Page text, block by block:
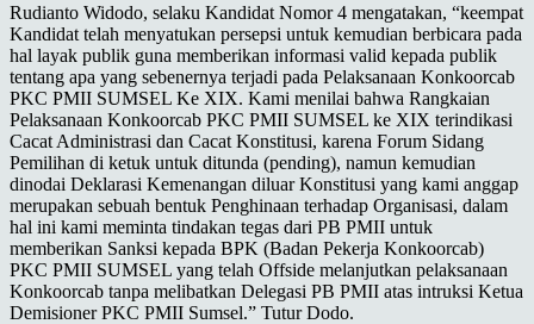
Rudianto Widodo, selaku Kandidat Nomor 4 mengatakan, “keempat
Kandidat telah menyatukan persepsi untuk kemudian berbicara pada
hal layak publik guna memberikan informasi valid kepada publik
tentang apa yang sebenernya terjadi pada Pelaksanaan Konkoorcab
PKC PMII SUMSEL Ke XIX. Kami menilai bahwa Rangkaian
Pelaksanaan Konkoorcab PKC PMII SUMSEL ke XIX terindikasi
Cacat Administrasi dan Cacat Konstitusi, karena Forum Sidang
Pemilihan di ketuk untuk ditunda (pending), namun kemudian
dinodai Deklarasi Kemenangan diluar Konstitusi yang kami anggap
merupakan sebuah bentuk Penghinaan terhadap Organisasi, dalam
hal ini kami meminta tindakan tegas dari PB PMII untuk
memberikan Sanksi kepada BPK (Badan Pekerja Konkoorcab)
PKC PMII SUMSEL yang telah Offside melanjutkan pelaksanaan
Konkoorcab tanpa melibatkan Delegasi PB PMII atas intruksi Ketua
Demisioner PKC PMII Sumsel.” Tutur Dodo.